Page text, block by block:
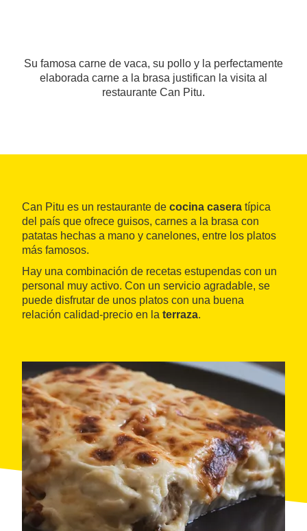
Su famosa carne de vaca, su pollo y la perfectamente
elaborada carne a la brasa justifican la visita al
restaurante Can Pitu.
Can Pitu es un restaurante de cocina casera típica
del país que ofrece guisos, carnes a la brasa con
patatas hechas a mano y canelones, entre los platos
más famosos.
Hay una combinación de recetas estupendas con un
personal muy activo. Con un servicio agradable, se
puede disfrutar de unos platos con una buena
relación calidad-precio en la terraza.